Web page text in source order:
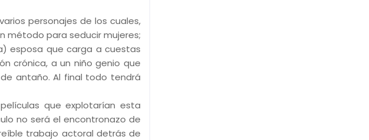
personajes de los cuales,
método para seducir mujeres;
esposa que carga a cuestas
crónica, a un niño genio que
antaño. Al final todo tendrá
que explotarían esta
no será el encontronazo de
trabajo actoral detrás de